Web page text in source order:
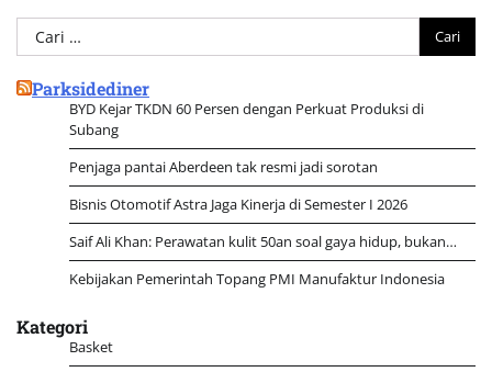
Cari
untuk:
Parksidediner
BYD Kejar TKDN 60 Persen dengan Perkuat Produksi di
Subang
Penjaga pantai Aberdeen tak resmi jadi sorotan
Bisnis Otomotif Astra Jaga Kinerja di Semester I 2026
Saif Ali Khan: Perawatan kulit 50an soal gaya hidup, bukan…
Kebijakan Pemerintah Topang PMI Manufaktur Indonesia
Kategori
Basket